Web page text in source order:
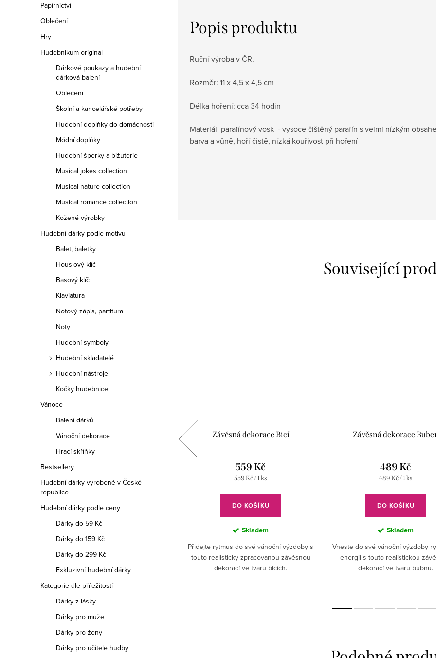
Papírnictví
Oblečení
Hry
Hudebnikum original
Dárkové poukazy a hudební
dárková balení
Oblečení
Školní a kancelářské potřeby
Hudební doplňky do domácnosti
Módní doplňky
Hudební šperky a bižuterie
Musical jokes collection
Musical nature collection
Musical romance collection
Kožené výrobky
Hudební dárky podle motivu
Balet, baletky
Houslový klíč
Basový klíč
Klaviatura
Notový zápis, partitura
Noty
Hudební symboly
Hudební skladatelé
Hudební nástroje
Kočky hudebnice
Vánoce
Balení dárků
Vánoční dekorace
Hrací skříňky
Bestsellery
Hudební dárky vyrobené v České
republice
Hudební dárky podle ceny
Dárky do 59 Kč
Dárky do 159 Kč
Dárky do 299 Kč
Exkluzivní hudební dárky
Kategorie dle příležitostí
Dárky z lásky
Dárky pro muže
Dárky pro ženy
Dárky pro učitele hudby
Popis produktu
Ruční výroba v ČR.
Rozměr: 11 x 4,5 x 4,5 cm
Délka hoření: cca 34 hodin
Materiál: parafínový vosk - vysoce čištěný parafín s velmi nízkým
barva a vůně, hoří čistě, nízká kouřivost při hoření
Související
Závěsná dekorace Elektrická kytara
cena:
399 Kč / 1 ks
DO KOŠÍKU
realistickou závěsnou dekorací ve tvaru
legendární elektrické kytary Les Paul.
Závěsná dekorace Bicí
559 Kč
Měrná
559 Kč / 1 ks
DO KOŠÍKU
Skladem
Přidejte rytmus do své vánoční výzdoby s
touto realisticky zpracovanou závěsnou
dekorací ve tvaru bicích.
Závěsná dekorace
489 Kč
Měrná
489 Kč / 1 ks
DO KOŠÍKU
Skladem
Vneste do své vánoční výzdoby
energii s touto realistickou
dekorací ve tvaru bubnu.